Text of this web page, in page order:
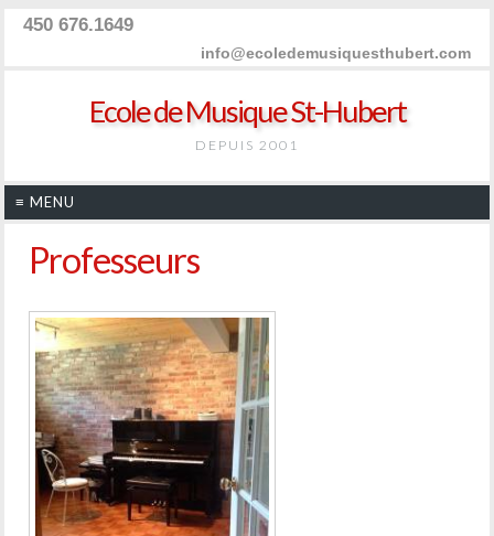
450 676.1649
info@ecoledemusiquesthubert.com
Ecole de Musique St-Hubert
DEPUIS 2001
≡ MENU
Professeurs